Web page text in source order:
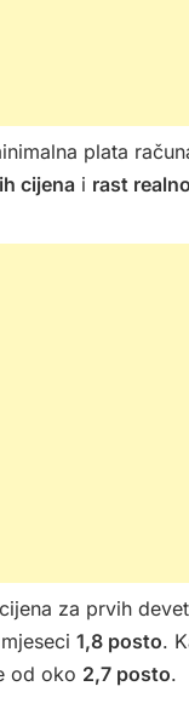
plata
cijena i rast
za prvih
1,8 posto.
od oko 2,7 posto.